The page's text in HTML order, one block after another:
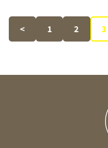
< 1 2 3